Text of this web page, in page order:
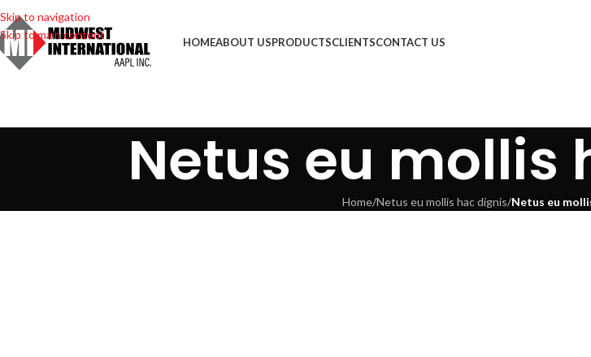
Skip to navigation
Skip to main content
HOMEABOUT USPRODUCTSCLIENTSCONTACT US
Netus eu mollis
Home/Netus eu mollis hac dignis/Netus eu